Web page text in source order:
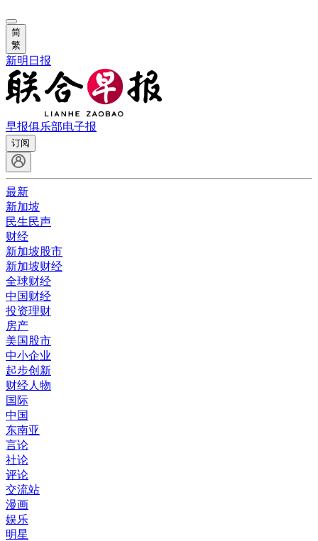
简
繁
新明日报
早报俱乐部电子报
订阅
最新
新加坡
民生民声
财经
新加坡股市
新加坡财经
全球财经
中国财经
投资理财
房产
美国股市
中小企业
起步创新
财经人物
国际
中国
东南亚
言论
社论
评论
交流站
漫画
娱乐
明星